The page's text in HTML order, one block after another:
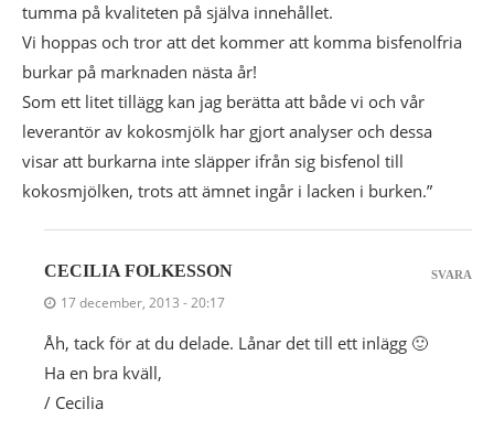
tumma på kvaliteten på själva innehållet.
Vi hoppas och tror att det kommer att komma bisfenolfria
burkar på marknaden nästa år!
Som ett litet tillägg kan jag berätta att både vi och vår
leverantör av kokosmjölk har gjort analyser och dessa
visar att burkarna inte släpper ifrån sig bisfenol till
kokosmjölken, trots att ämnet ingår i lacken i burken.”
CECILIA FOLKESSON
17 december, 2013 - 20:17
Åh, tack för at du delade. Lånar det till ett inlägg 🙂
Ha en bra kväll,
/ Cecilia
SVARA